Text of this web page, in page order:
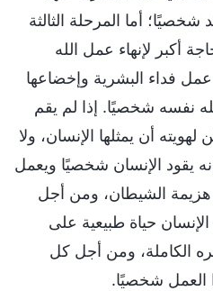
شخصيًا؛ أما المرحلة الثالثة
أكبر لإنهاء عمل الله
فداء البشرية وإخضاعها
نفسه شخصيًا. إذا لم يقم
أن يمثلها الإنسان، ولا
يقود الإنسان شخصيًا ويعمل
الشيطان، ومن أجل
حياة طبيعية على
الكاملة، ومن أجل كل
العمل شخصيًا.